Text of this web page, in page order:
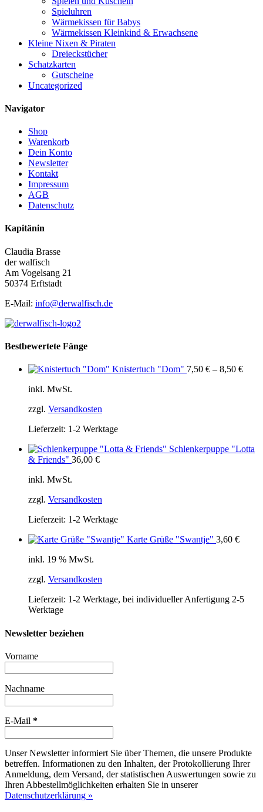
Spieluhren
Wärmekissen für Babys
Wärmekissen Kleinkind & Erwachsene
Kleine Nixen & Piraten
Dreieckstücher
Schatzkarten
Gutscheine
Uncategorized
Navigator
Shop
Warenkorb
Dein Konto
Newsletter
Kontakt
Impressum
AGB
Datenschutz
Kapitänin
Claudia Brasse
der walfisch
Am Vogelsang 21
50374 Erftstadt
E-Mail: info@derwalfisch.de
Bestbewertete Fänge
Knistertuch "Dom" 7,50 € – 8,50 €
inkl. MwSt.
zzgl. Versandkosten
Lieferzeit: 1-2 Werktage
Schlenkerpuppe "Lotta
& Friends" 36,00 €
inkl. MwSt.
zzgl. Versandkosten
Lieferzeit: 1-2 Werktage
Karte Grüße "Swantje" 3,60 €
inkl. 19 % MwSt.
zzgl. Versandkosten
Lieferzeit: 1-2 Werktage, bei individueller Anfertigung 2-5
Werktage
Newsletter beziehen
Vorname
Nachname
E-Mail *
Unser Newsletter informiert Sie über Themen, die unsere Produkte
betreffen. Informationen zu den Inhalten, der Protokollierung Ihrer
Anmeldung, dem Versand, der statistischen Auswertungen sowie zu
Ihren Abbestellmöglichkeiten erhalten Sie in unserer
Datenschutzerklärung »